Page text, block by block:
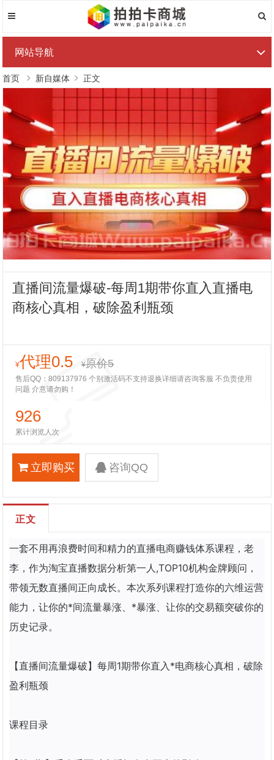
网站导航
首页 新自媒体 正文
直播间流量爆破-每周1期带你直入直播电
商核心真相，破除盈利瓶颈
¥代理0.5 ¥原价5
售后QQ：809137976 个别激活码不支持退换详细请咨询客服 不负责使用
问题 介意请勿购！
926
累计浏览人次
立即购买 咨询QQ
正文
一套不用再浪费时间和精力的直播电商赚钱体系课程，老
李，作为淘宝直播数据分析第一人,TOP10机构金牌顾问，
带领无数直播间正向成长。本次系列课程打造你的六维运营
能力，让你的*间流量暴涨、*暴涨、让你的交易额突破你的
历史记录。
【直播间流量爆破】每周1期带你直入*电商核心真相，破除
盈利瓶颈
课程目录